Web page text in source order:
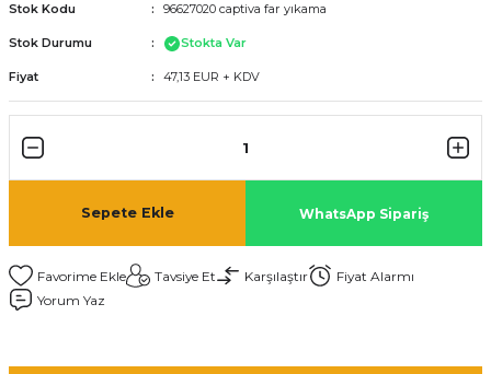
Stok Kodu 96627020 captiva far yıkama
Stok Durumu Stokta Var
Fiyat 47,13 EUR + KDV
Sepete Ekle WhatsApp Sipariş
Tavsiye Et Karşılaştır
Fiyat Alarmı
Yorum Yaz